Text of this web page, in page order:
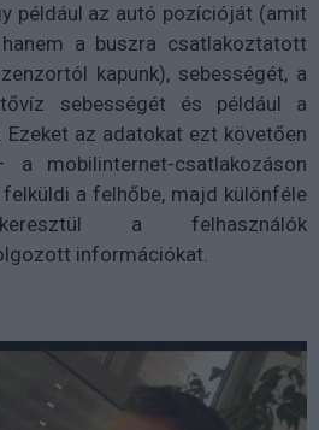
például az autó pozícióját (amit
a buszra csatlakoztatott
kapunk), sebességét, a
sebességét és például a
az adatokat ezt követően
mobilinternet-csatlakozáson
a felhőbe, majd különféle
a felhasználók
információkat.